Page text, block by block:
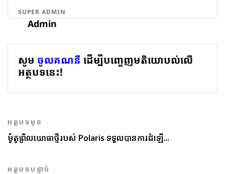
SUPER ADMIN
Admin
សូម ចូលគណនី ដើម្បីបញ្ចេញមតិយោបល់លើ
អត្ថបទនេះ!
អត្ថបទមុន
ម៉ូតូព្រិលយោធាថ្មីរបស់ Polaris ទទួលបានការដំឡើ...
អត្ថបទបន្ទាប់